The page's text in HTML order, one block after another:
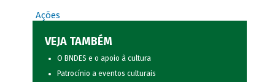
Ações
VEJA TAMBÉM
O BNDES e o apoio à cultura
Patrocínio a eventos culturais